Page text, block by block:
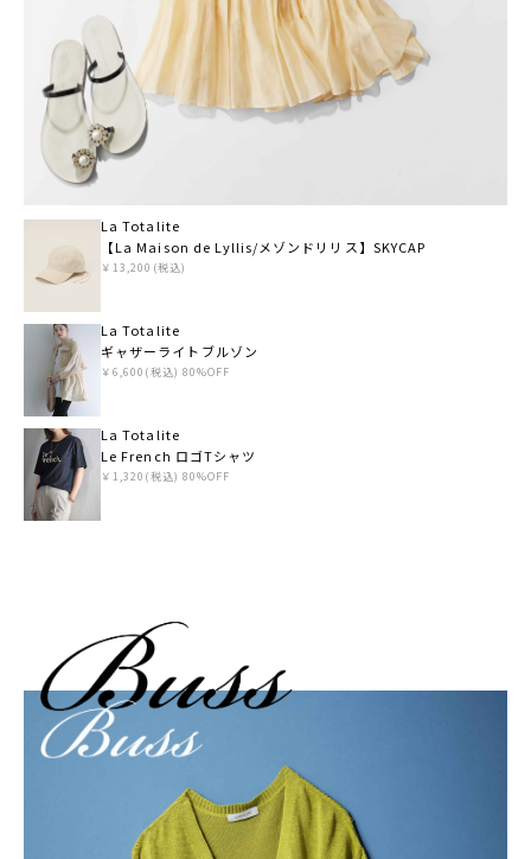
La Totalite
【La Maison de Lyllis/メゾンドリリス】SKYCAP
￥13,200(税込)
La Totalite
ギャザーライトブルゾン
￥6,600(税込) 80%OFF
La Totalite
Le French ロゴTシャツ
￥1,320(税込) 80%OFF